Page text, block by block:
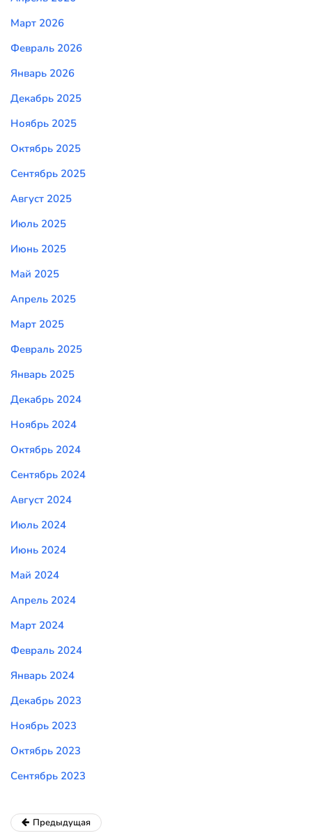
Март 2026
Февраль 2026
Январь 2026
Декабрь 2025
Ноябрь 2025
Октябрь 2025
Сентябрь 2025
Август 2025
Июль 2025
Июнь 2025
Май 2025
Апрель 2025
Март 2025
Февраль 2025
Январь 2025
Декабрь 2024
Ноябрь 2024
Октябрь 2024
Сентябрь 2024
Август 2024
Июль 2024
Июнь 2024
Май 2024
Апрель 2024
Март 2024
Февраль 2024
Январь 2024
Декабрь 2023
Ноябрь 2023
Октябрь 2023
Сентябрь 2023
Предыдущая